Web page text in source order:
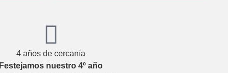
4 años de cercanía
Festejamos nuestro 4º año